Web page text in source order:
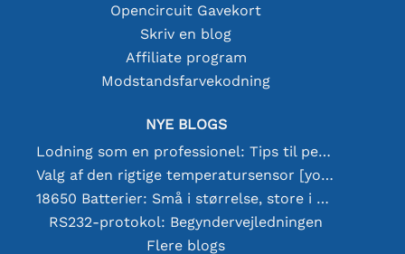
Opencircuit Gavekort
Skriv en blog
Affiliate program
Modstandsfarvekodning
NYE BLOGS
Lodning som en professionel: Tips til perfekte elektroniske forbindelser
Valg af den rigtige temperatursensor [youtube]
18650 Batterier: Små i størrelse, store i ydeevne
RS232-protokol: Begyndervejledningen
Flere blogs